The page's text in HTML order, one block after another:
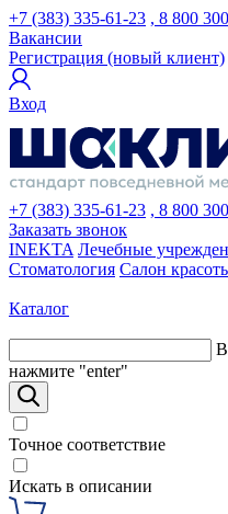
+7 (383) 335-61-23 , 8 800
Вакансии
Регистрация (новый клиент)
Вход
+7 (383) 335-61-23 , 8 800
Заказать звонок
INEKTA Лечебные
Стоматология Салон
Каталог
нажмите "enter"
Точное соответствие
Искать в описании